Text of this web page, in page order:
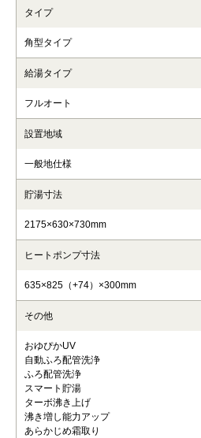
タイプ
角型タイプ
給湯タイプ
フルオート
設置地域
一般地仕様
貯湯寸法
2175×630×730mm
ヒートポンプ寸法
635×825（+74）×300mm
その他
おゆぴかUV
自動ふろ配管洗浄
ふろ配管洗浄
スマート貯湯
ターボ沸き上げ
沸き増し能力アップ
あらかじめ霜取り